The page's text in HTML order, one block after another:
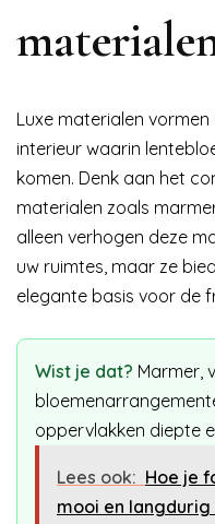
Luxe materialen
interieur waarin
komen. Denk aan het
materialen zoals
alleen verhogen deze
uw ruimtes, maar ze
elegante basis voor de
Wist je dat? Marmer,
oppervlakken diepte
Lees ook: Hoe je
mooi en